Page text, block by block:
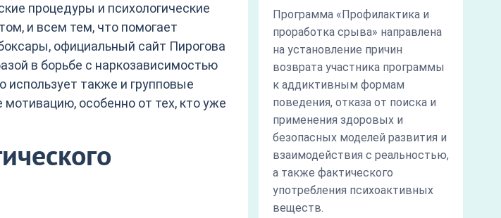
процедуры и психологические
и всем тем, что помогает
официальный сайт Пирогова
в борьбе с наркозависимостью
также и групповые
особенно от тех, кто уже
Программа «Профилактика и
проработка срыва» направлена
на установление причин
возврата участника программы
к аддиктивным формам
поведения, отказа от поиска и
применения здоровых и
безопасных моделей развития и
взаимодействия с реальностью,
а также фактического
употребления психоактивных
веществ.